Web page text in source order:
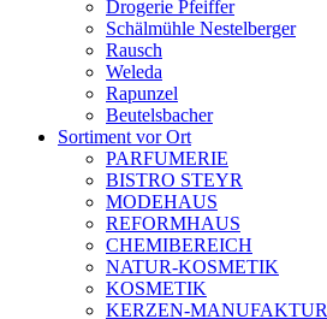
Drogerie Pfeiffer
Schälmühle Nestelberger
Rausch
Weleda
Rapunzel
Beutelsbacher
Sortiment vor Ort
PARFUMERIE
BISTRO STEYR
MODEHAUS
REFORMHAUS
CHEMIBEREICH
NATUR-KOSMETIK
KOSMETIK
KERZEN-MANUFAKTUR